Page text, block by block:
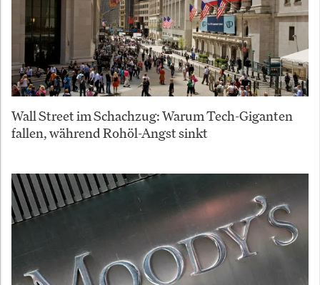
Wall Street im Schachzug: Warum Tech-Giganten
fallen, während Rohöl-Angst sinkt